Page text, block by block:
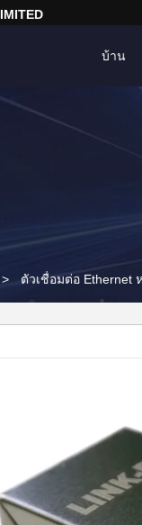
บ้าน
> ตัวเชื่อมต่อ Ethernet